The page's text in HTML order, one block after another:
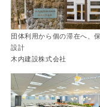
団体利用から個の滞在へ、
設計
木内建設株式会社